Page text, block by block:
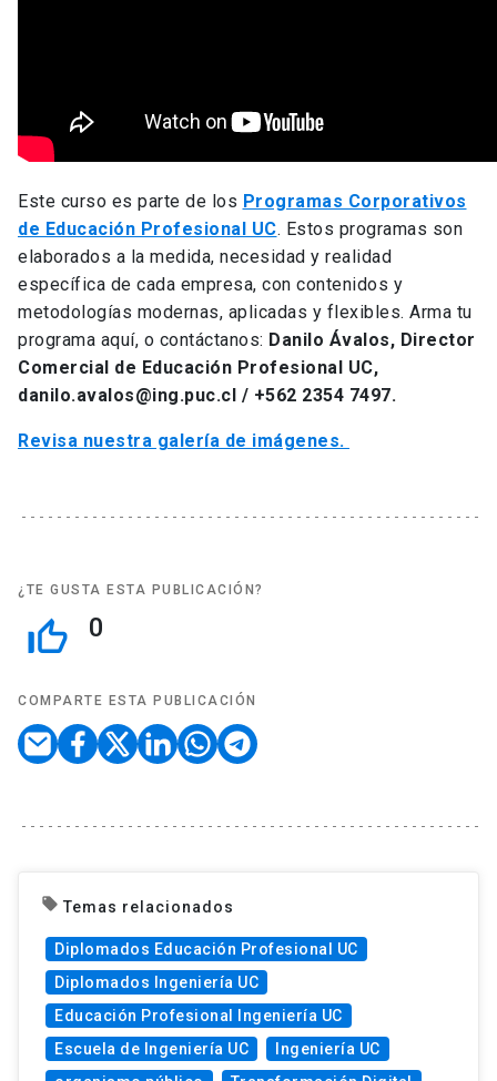
Este curso es parte de los Programas Corporativos
de Educación Profesional UC. Estos programas son
elaborados a la medida, necesidad y realidad
específica de cada empresa, con contenidos y
metodologías modernas, aplicadas y flexibles. Arma tu
programa aquí, o contáctanos: Danilo Ávalos, Director
Comercial de Educación Profesional UC,
danilo.avalos@ing.puc.cl / +562 2354 7497.
Revisa nuestra galería de imágenes.
¿TE GUSTA ESTA PUBLICACIÓN?
thumb_up_off_alt 0
COMPARTE ESTA PUBLICACIÓN
local_offer Temas relacionados
Diplomados Educación Profesional UC
Diplomados Ingeniería UC
Educación Profesional Ingeniería UC
Escuela de Ingeniería UC
Ingeniería UC